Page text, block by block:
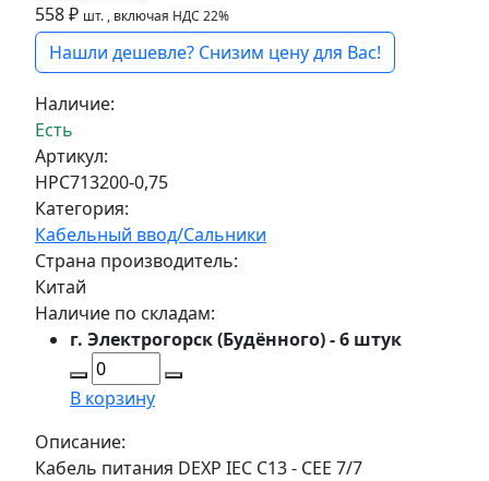
558 ₽ шт. , включая НДС 22%
Нашли дешевле? Снизим цену для Вас!
Наличие:
Есть
Артикул:
HPC713200-0,75
Категория:
Кабельный ввод/Сальники
Страна производитель:
Китай
Наличие по складам:
г. Электрогорск (Будённого) - 6 штук
В корзину
Описание:
Кабель питания DEXP IEC C13 - CEE 7/7